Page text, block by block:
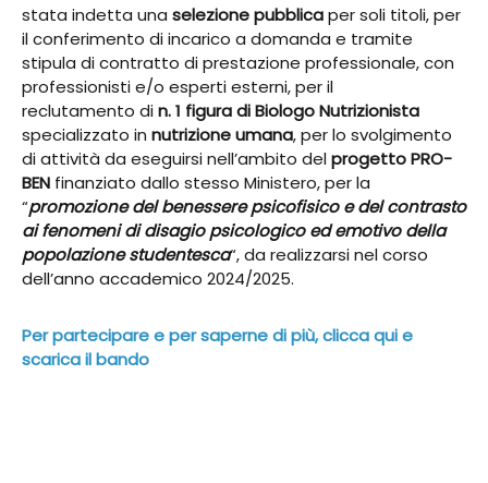
stata indetta una selezione pubblicaper soli titoli, per
il conferimento di incarico a domanda e tramite
stipula di contratto di prestazione professionale, con
professionisti e/o esperti esterni, per il
reclutamento din. 1 figura di Biologo Nutrizionista
specializzato in nutrizione umana, per lo svolgimento
di attività da eseguirsi nell’ambito delprogetto PRO-
BEN finanziato dallo stesso Ministero, per la
“promozione del benessere psicofisico e del contrasto
ai fenomeni di disagio psicologico ed emotivo della
popolazione studentesca“, da realizzarsi nel corso
dell’anno accademico 2024/2025.
Per partecipare e per saperne di più, clicca qui e
scarica il bando